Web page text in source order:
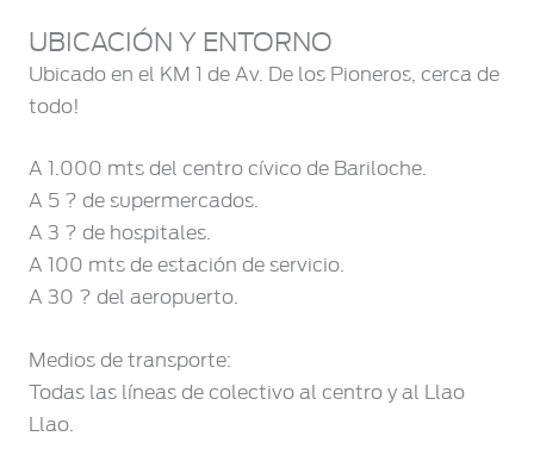
UBICACIÓN Y ENTORNO
Ubicado en el KM 1 de Av. De los Pioneros, cerca de
todo!
A 1.000 mts del centro cívico de Bariloche.
A 5 ? de supermercados.
A 3 ? de hospitales.
A 100 mts de estación de servicio.
A 30 ? del aeropuerto.
Medios de transporte:
Todas las líneas de colectivo al centro y al Llao
Llao.